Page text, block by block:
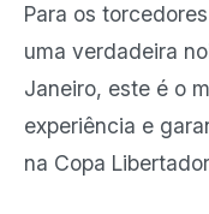
Para os
uma verdadeira
Janeiro, este é o
experiência e
na Copa